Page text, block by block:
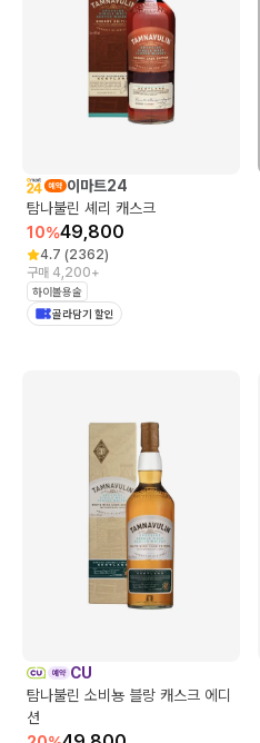
이마트24
탐나불린 셰리 캐스크
10%49,800
4.7 (2362)
구매 4,200+
하이볼용술
골라담기 할인
CU
탐나불린 소비뇽 블랑 캐스크 에디
션